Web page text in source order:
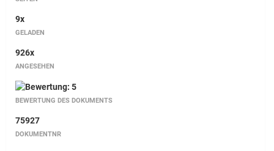
9x
GELADEN
926x
ANGESEHEN
BEWERTUNG DES DOKUMENTS
75927
DOKUMENTNR